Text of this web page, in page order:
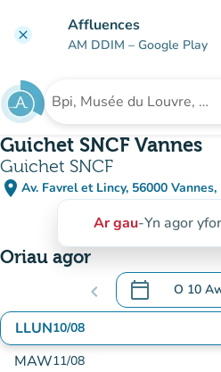
clear Affluences
AM DDIM – Google Play
Chwilio am sefydliad
Guichet SNCF Vannes
Guichet SNCF
place Av. Favrel et Lincy, 56000 Vannes,
(agor yn
(tab newydd)
Ar gau-Yn agor
Oriau agor
chevron_left calendar_today O 10
.Agor y
LLUN10/08
MAW11/08